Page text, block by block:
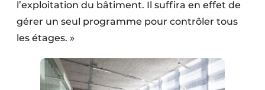
l’exploitation du bâtiment. Il suffira en effet de
gérer un seul programme pour contrôler tous
les étages. »